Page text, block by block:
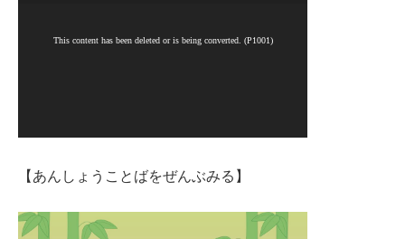
【あんしょうことばをぜんぶみる】